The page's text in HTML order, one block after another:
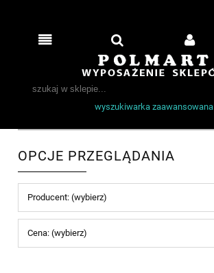
wyszukiwarka zaawansowana
OPCJE PRZEGLĄDANIA
Producent: (wybierz)
Cena: (wybierz)